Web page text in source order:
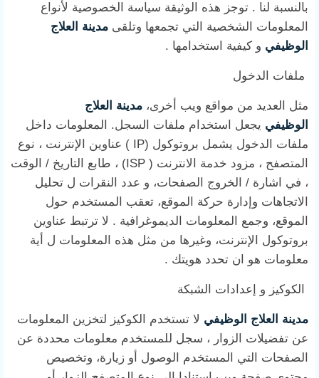
بالنسبة لنا . توجز هذه الوثيقة سياسة الخصوصية لأنواع
المعلومات الشخصية التي تجمعها وتلقى مدينة العلاج
الوظيفي و كيفية استخدامها .
ملفات الدخول
مثل العديد من مواقع ويب أخرى، مدينة العلاج
الوظيفي يجعل استخدام ملفات السجل. المعلومات داخل
ملفات الدخول يشمل بروتوكول (IP ) عناوين الإنترنت ، نوع
المتصفح ، مزود خدمة الانترنت ( ISP) ، طابع التاريخ / الوقت
، في اشارة / الخروج الصفحات، و عدد النقرات ل تحليل
الاتجاهات وإدارة حركة الموقع، تعقب المستخدم حول
الموقع، وجمع المعلومات الديموغرافية . لا ترتبط عناوين
بروتوكول الإنترنت، وغيرها من مثل هذه المعلومات ل أية
معلومات هو ان تحدد هويتك .
الكوكيز و إعدادات الشبكة
مدينة العلاج الوظيفي لا تستخدم الكوكيز لتخزين المعلومات
عن تفضيلات الزوار ، سجل للمستخدم معلومات محددة عن
الصفحات التي المستخدم الوصول أو زيارة، وتخصيص